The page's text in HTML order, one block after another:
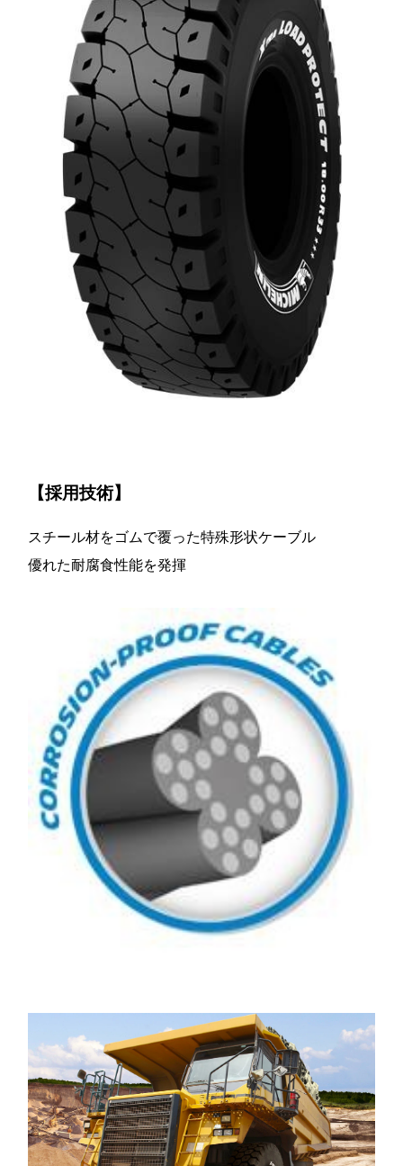
【採用技術】
スチール材をゴムで覆った特殊形状ケーブル
優れた耐腐食性能を発揮